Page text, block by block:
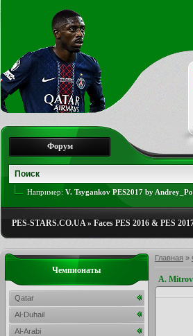
Форум
Например: V. Tsygankov PES2017 by
PES-STARS.CO.UA» Faces PES 2016 & PES
Главная »
A.
Чемпионаты
Qatar
Al-Duhail
Al-Arabi